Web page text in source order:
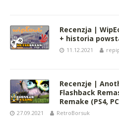
Recenzja |
+ historia
11.12.2021
Recenzje |
Flashback
Remake (PS4,
27.09.2021 RetroBorsuk